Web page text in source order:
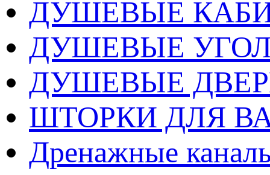
ДУШЕВЫЕ
ДУШЕВЫЕ
ДУШЕВЫЕ
ШТОРКИ ДЛЯ
Дренажные